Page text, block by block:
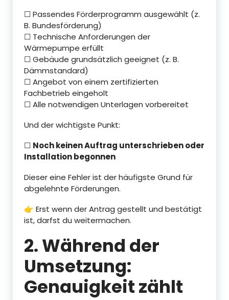
☐ Passendes Förderprogramm ausgewählt (z.
B. Bundesförderung)
☐ Technische Anforderungen der
Wärmepumpe erfüllt
☐ Gebäude grundsätzlich geeignet (z. B.
Dämmstandard)
☐ Angebot von einem zertifizierten
Fachbetrieb eingeholt
☐ Alle notwendigen Unterlagen vorbereitet
Und der wichtigste Punkt:
☐ Noch keinen Auftrag unterschrieben oder
Installation begonnen
Dieser eine Fehler ist der häufigste Grund für
abgelehnte Förderungen.
👉 Erst wenn der Antrag gestellt und bestätigt
ist, darfst du weitermachen.
2. Während der
Umsetzung:
Genauigkeit zählt